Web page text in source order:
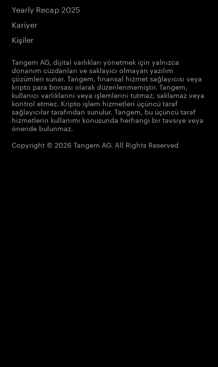
Yearly Recap 2025
Kariyer
Kişiler
Tangem AG, dijital varlıkları yönetmek için yalnızca
donanım cüzdanları ve saklayıcı olmayan yazılım
çözümleri sunar. Tangem, finansal hizmet sağlayıcısı veya
kripto para borsası olarak düzenlenmemiştir. Tangem,
kullanıcı varlıklarını veya işlemlerini tutmaz, saklamaz veya
kontrol etmez. Kripto işlem hizmetleri üçüncü taraf
sağlayıcılar tarafından sunulur. Tangem, bu üçüncü taraf
hizmetlerin kullanımı konusunda herhangi bir tavsiye veya
öneride bulunmaz.